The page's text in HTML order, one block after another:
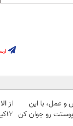
و عمل، با این
رو جوان کن
از
12کیلو چربی میسوزونی🧨